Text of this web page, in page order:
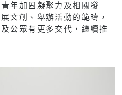
年加固凝聚力及相關發
文創、舉辦活動的範疇，
公眾有更多交代，繼續推